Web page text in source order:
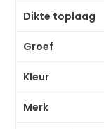
Dikte toplaag
Groef
Kleur
Merk